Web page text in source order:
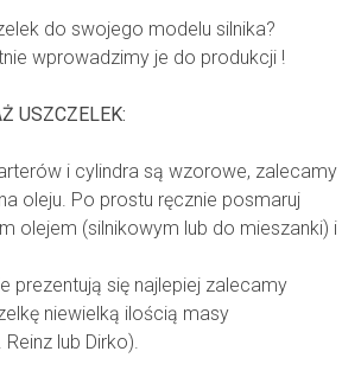
do swojego modelu silnika?
wprowadzimy je do produkcji !
USZCZELEK:
i cylindra są wzorowe, zalecamy
oleju. Po prostu ręcznie posmaruj
olejem (silnikowym lub do mieszanki) i
prezentują się najlepiej zalecamy
niewielką ilością masy
lub Dirko).